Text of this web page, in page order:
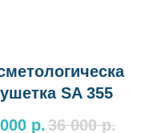
SA 355
р.36 000 р.